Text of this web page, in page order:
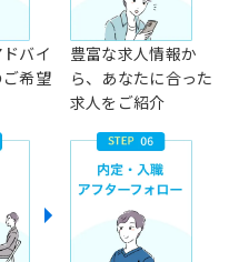
バイ
希望
豊富な求人情報か
ら、あなたに合った
求人をご紹介